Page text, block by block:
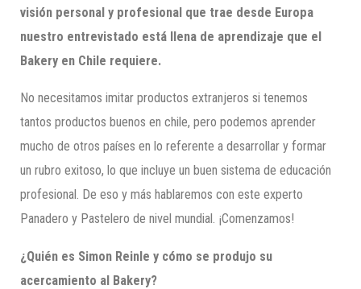
visión personal y profesional que trae desde Europa
nuestro entrevistado está llena de aprendizaje que el
Bakery en Chile requiere.
No necesitamos imitar productos extranjeros si tenemos
tantos productos buenos en chile, pero podemos aprender
mucho de otros países en lo referente a desarrollar y formar
un rubro exitoso, lo que incluye un buen sistema de educación
profesional. De eso y más hablaremos con este experto
Panadero y Pastelero de nivel mundial. ¡Comenzamos!
¿Quién es Simon Reinle y cómo se produjo su
acercamiento al Bakery?